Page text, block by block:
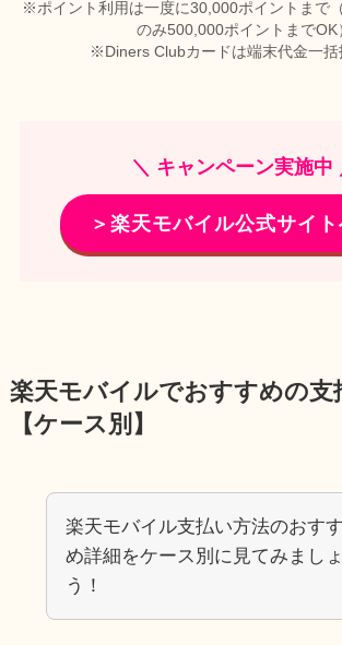
※ポイント利用は一度に30,000ポイントまで
のみ500,000ポイントまでOK
※Diners Clubカードは端末代金一括
＼ キャンペーン実施中
＞楽天モバイル公式サイ
楽天モバイルでおすすめの支
【ケース別】
楽天モバイル支払い方法のおすす
め詳細をケース別に見てみましょ
う！